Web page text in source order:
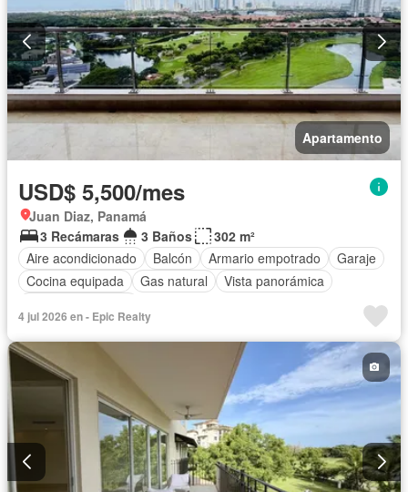
Apartamento
USD$ 5,500/mes
Juan Diaz, Panamá
3 Recámaras
3 Baños
302 m²
Aire acondicionado
Balcón Armario empotrado
Garaje
Cocina equipada
Gas natural
Vista panorámica
4 jul 2026 en - Epic Realty